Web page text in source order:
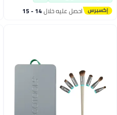
احصل عليه خلال 14 - 15